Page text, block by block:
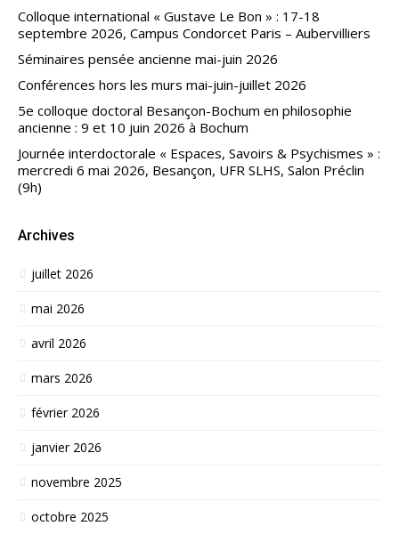
Colloque international « Gustave Le Bon » : 17-18
septembre 2026, Campus Condorcet Paris – Aubervilliers
Séminaires pensée ancienne mai-juin 2026
Conférences hors les murs mai-juin-juillet 2026
5e colloque doctoral Besançon-Bochum en philosophie
ancienne : 9 et 10 juin 2026 à Bochum
Journée interdoctorale « Espaces, Savoirs & Psychismes » :
mercredi 6 mai 2026, Besançon, UFR SLHS, Salon Préclin
(9h)
Archives
juillet 2026
mai 2026
avril 2026
mars 2026
février 2026
janvier 2026
novembre 2025
octobre 2025